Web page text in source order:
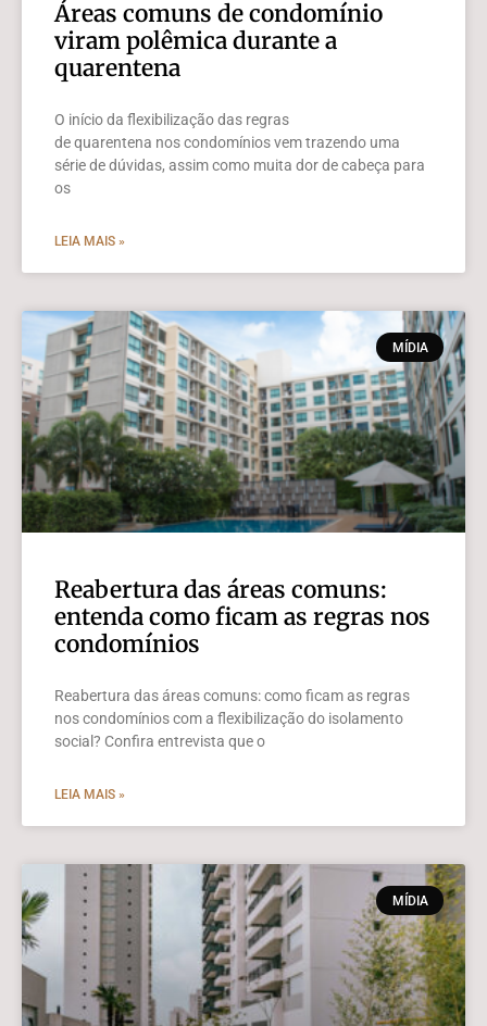
Áreas comuns de condomínio
viram polêmica durante a
quarentena
O início da flexibilização das regras
de quarentena nos condomínios vem trazendo uma
série de dúvidas, assim como muita dor de cabeça para
os
LEIA MAIS »
MÍDIA
Reabertura das áreas comuns:
entenda como ficam as regras nos
condomínios
Reabertura das áreas comuns: como ficam as regras
nos condomínios com a flexibilização do isolamento
social? Confira entrevista que o
LEIA MAIS »
MÍDIA